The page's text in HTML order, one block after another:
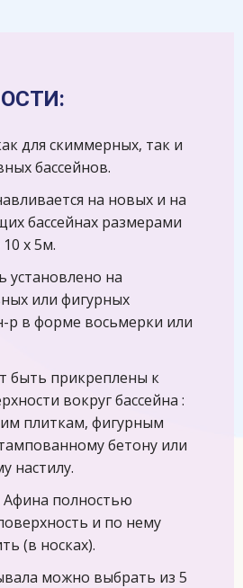
для скиммерных, так и
бассейнов.
на новых и на
бассейнах размерами
x 5м.
на
или фигурных
р в форме восьмерки или
быть прикреплены к
вокруг бассейна :
плиткам, фигурным
бетону или
настилу.
полностью
и по нему
(в носках).
можно выбрать из 5